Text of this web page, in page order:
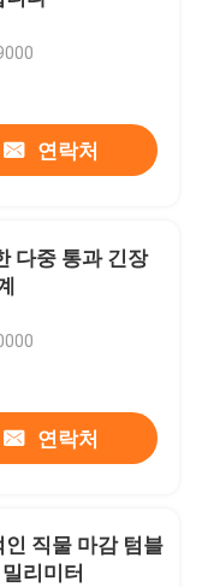
연락처
다중 통과 긴장
연락처
직물 마감 텀블
리미터